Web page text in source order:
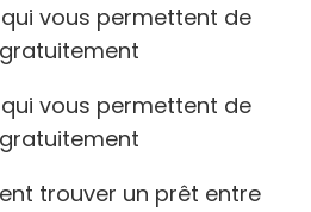
qui vous permettent de
qui vous permettent de
trouver un prêt entre